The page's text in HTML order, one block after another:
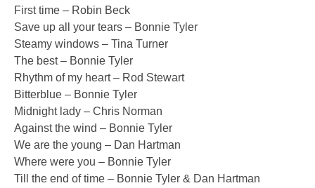
First time – Robin Beck
Save up all your tears – Bonnie Tyler
Steamy windows – Tina Turner
The best – Bonnie Tyler
Rhythm of my heart – Rod Stewart
Bitterblue – Bonnie Tyler
Midnight lady – Chris Norman
Against the wind – Bonnie Tyler
We are the young – Dan Hartman
Where were you – Bonnie Tyler
Till the end of time – Bonnie Tyler & Dan Hartman